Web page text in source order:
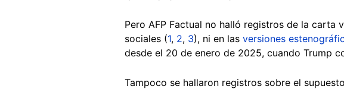
Pero AFP Factual no halló registros de la carta
sociales (1, 2, 3), ni en las versiones
desde el 20 de enero de 2025, cuando Trump
Tampoco se hallaron registros sobre el